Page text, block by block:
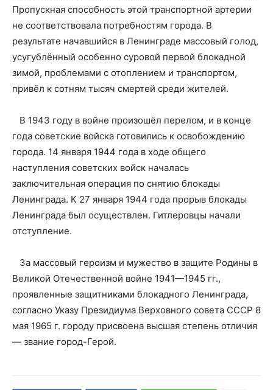
Пропускная способность этой транспортной артерии
не соответствовала потребностям города. В
результате начавшийся в Ленинграде массовый голод,
усугублённый особенно суровой первой блокадной
зимой, проблемами с отоплением и транспортом,
привёл к сотням тысяч смертей среди жителей.
В 1943 году в войне произошёл перелом, и в конце
года советские войска готовились к освобождению
города. 14 января 1944 года в ходе общего
наступления советских войск началась
заключительная операция по снятию блокады
Ленинграда. К 27 января 1944 года прорыв блокады
Ленинграда был осуществлен. Гитлеровцы начали
отступление.
За массовый героизм и мужество в защите Родины в
Великой Отечественной войне 1941—1945 гг.,
проявленные защитниками блокадного Ленинграда,
согласно Указу Президиума Верховного совета СССР 8
мая 1965 г. городу присвоена высшая степень отличия
— звание город-Герой.